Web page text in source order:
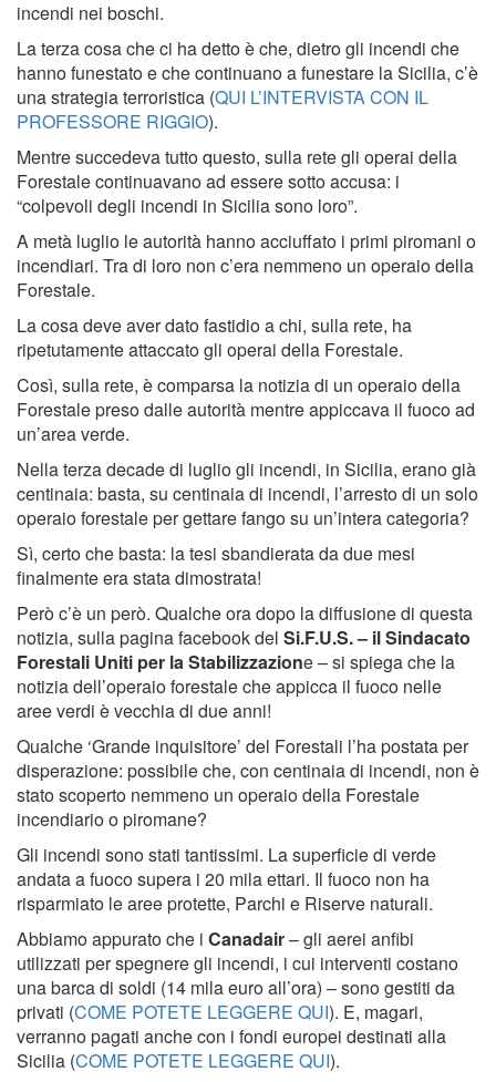
incendi nei boschi.
La terza cosa che ci ha detto è che, dietro gli incendi che
hanno funestato e che continuano a funestare la Sicilia, c’è
una strategia terroristica (QUI L’INTERVISTA CON IL
PROFESSORE RIGGIO).
Mentre succedeva tutto questo, sulla rete gli operai della
Forestale continuavano ad essere sotto accusa: i
“colpevoli degli incendi in Sicilia sono loro”.
A metà luglio le autorità hanno acciuffato i primi piromani o
incendiari. Tra di loro non c’era nemmeno un operaio della
Forestale.
La cosa deve aver dato fastidio a chi, sulla rete, ha
ripetutamente attaccato gli operai della Forestale.
Così, sulla rete, è comparsa la notizia di un operaio della
Forestale preso dalle autorità mentre appiccava il fuoco ad
un’area verde.
Nella terza decade di luglio gli incendi, in Sicilia, erano già
centinaia: basta, su centinaia di incendi, l’arresto di un solo
operaio forestale per gettare fango su un’intera categoria?
Sì, certo che basta: la tesi sbandierata da due mesi
finalmente era stata dimostrata!
Però c’è un però. Qualche ora dopo la diffusione di questa
notizia, sulla pagina facebook del Si.F.U.S. – il Sindacato
Forestali Uniti per la Stabilizzazione – si spiega che la
notizia dell’operaio forestale che appicca il fuoco nelle
aree verdi è vecchia di due anni!
Qualche ‘Grande inquisitore’ del Forestali l’ha postata per
disperazione: possibile che, con centinaia di incendi, non è
stato scoperto nemmeno un operaio della Forestale
incendiario o piromane?
Gli incendi sono stati tantissimi. La superficie di verde
andata a fuoco supera i 20 mila ettari. Il fuoco non ha
risparmiato le aree protette, Parchi e Riserve naturali.
Abbiamo appurato che i Canadair– gli aerei anfibi
utilizzati per spegnere gli incendi, i cui interventi costano
una barca di soldi (14 mila euro all’ora) – sono gestiti da
privati (COME POTETE LEGGERE QUI). E, magari,
verranno pagati anche con i fondi europei destinati alla
Sicilia (COME POTETE LEGGERE QUI).